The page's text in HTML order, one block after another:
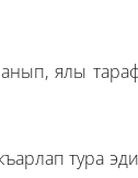
ялы
тура